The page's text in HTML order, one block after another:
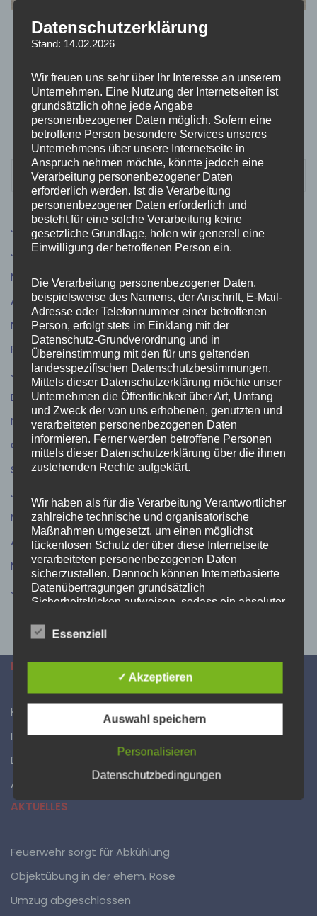
Juli 2026(9)
Juni 2026(5)
Mai 2026 (4)
April 2026(5)
März 2026(3)
Februar 2026(4)
Januar 2026(1)
Dezember 2025(5)
November 2025(11)
Oktober 2025(6)
September 2025 (7)
Juli 2025
Mai 2025(7)
April 2025(8)
März 2025(7)
Januar 2025(2)
INFORMATIONEN
Kontakt
Impressum
Datenschutzerklärung
Administration
AKTUELLES
Feuerwehr sorgt für Abkühlung
Objektübung in der ehem. Rose
Umzug abgeschlossen
Datenschutzerklärung
Stand: 14.02.2026
Wir freuen uns sehr über Ihr Interesse an unserem
Unternehmen. Eine Nutzung der Internetseiten ist
grundsätzlich ohne jede Angabe
personenbezogener Daten möglich. Sofern eine
betroffene Person besondere Services unseres
Unternehmens über unsere Internetseite in
Anspruch nehmen möchte, könnte jedoch eine
Verarbeitung personenbezogener Daten
erforderlich werden. Ist die Verarbeitung
personenbezogener Daten erforderlich und
besteht für eine solche Verarbeitung keine
gesetzliche Grundlage, holen wir generell eine
Einwilligung der betroffenen Person ein.
Die Verarbeitung personenbezogener Daten,
beispielsweise des Namens, der Anschrift, E-Mail-
Adresse oder Telefonnummer einer betroffenen
Person, erfolgt stets im Einklang mit der
Datenschutz-Grundverordnung und in
Übereinstimmung mit den für uns geltenden
landesspezifischen Datenschutzbestimmungen.
Mittels dieser Datenschutzerklärung möchte unser
Unternehmen die Öffentlichkeit über Art, Umfang
und Zweck der von uns erhobenen, genutzten und
verarbeiteten personenbezogenen Daten
informieren. Ferner werden betroffene Personen
mittels dieser Datenschutzerklärung über die ihnen
zustehenden Rechte aufgeklärt.
Wir haben als für die Verarbeitung Verantwortlicher
zahlreiche technische und organisatorische
Maßnahmen umgesetzt, um einen möglichst
lückenlosen Schutz der über diese Internetseite
verarbeiteten personenbezogenen Daten
sicherzustellen. Dennoch können Internetbasierte
Datenübertragungen grundsätzlich
Sicherheitslücken aufweisen, sodass ein absoluter
diesem Grund steht es jeder betroffenen Person
uns zu übermitteln.
Begriffsbestimmungen
Die Datenschutzerklärung beruht auf den
Begrifflichkeiten, die durch den Europäischen
Datenschutz-Grundverordnung (DS-GVO) verwendet
die Öffentlichkeit als auch für unsere Kunden und
Geschäftspartner einfach lesbar und verständlich sein.
unter anderem die folgenden Begriffe:
Essenziell
✓ Akzeptieren
Auswahl speichern
Personalisieren
Datenschutzbedingungen